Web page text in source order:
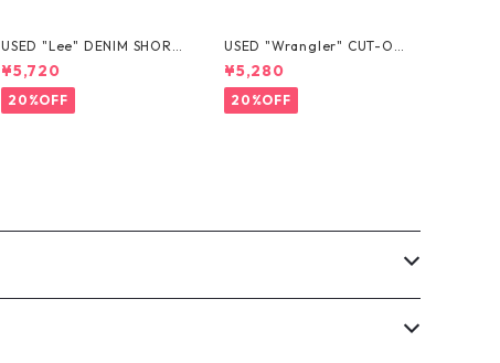
USED "Lee" DENIM SHORT
S
¥5,720
20%OFF
USED "Wrangler" CUT-OF
F DENIM SHORTS
¥5,280
20%OFF